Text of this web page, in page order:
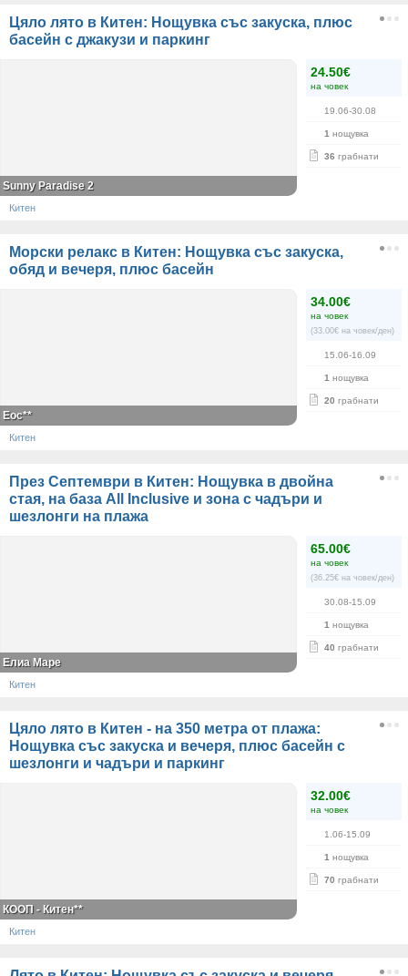
Цяло лято в Китен: Нощувка със закуска, плюс
басейн с джакузи и паркинг
24.50€
на човек
19.06-30.08
1 нощувка
36 грабнати
Sunny Paradise 2
Китен
Морски релакс в Китен: Нощувка със закуска,
обяд и вечеря, плюс басейн
34.00€
на човек
(33.00€ на човек/ден)
15.06-16.09
1 нощувка
20 грабнати
Еос**
Китен
През Септември в Китен: Нощувка в двойна
стая, на база All Inclusive и зона с чадъри и
шезлонги на плажа
65.00€
на човек
(36.25€ на човек/ден)
30.08-15.09
1 нощувка
40 грабнати
Елиа Маре
Китен
Цяло лято в Китен - на 350 метра от плажа:
Нощувка със закуска и вечеря, плюс басейн с
шезлонги и чадъри и паркинг
32.00€
на човек
1.06-15.09
1 нощувка
70 грабнати
КООП - Китен**
Китен